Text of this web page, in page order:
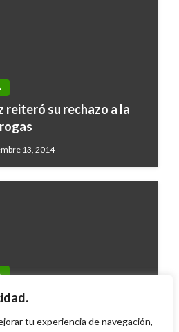
tu experiencia de navegación,
su rechazo a la
13, 2014
contra el General